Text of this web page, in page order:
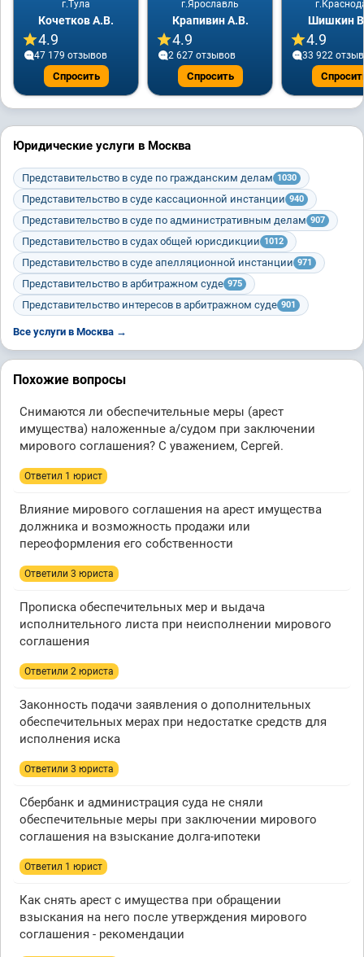
г.Тула
Кочетков А.В.
4.9
47 179 отзывов
Спросить
г.Ярославль
Крапивин А.В.
4.9
2 627 отзывов
Спросить
Шишкин
4.9
33 922
Юридические услуги в Москва
Представительство в суде по гражданским делам 1030
Представительство в суде кассационной инстанции 940
Представительство в суде по административным делам 907
Представительство в судах общей юрисдикции 1012
Представительство в суде апелляционной инстанции 971
Представительство в арбитражном суде 975
Представительство интересов в арбитражном суде 901
Все услуги в Москва →
Похожие вопросы
Снимаются ли обеспечительные меры (арест
имущества) наложенные а/судом при заключении
мирового соглашения? С уважением, Сергей.
Ответил 1 юрист
Влияние мирового соглашения на арест имущества
должника и возможность продажи или
переоформления его собственности
Ответили 3 юристa
Прописка обеспечительных мер и выдача
исполнительного листа при неисполнении мирового
соглашения
Ответили 2 юристa
Законность подачи заявления о дополнительных
обеспечительных мерах при недостатке средств для
исполнения иска
Ответили 3 юристa
Сбербанк и администрация суда не сняли
обеспечительные меры при заключении мирового
соглашения на взыскание долга-ипотеки
Ответил 1 юрист
Как снять арест с имущества при обращении
взыскания на него после утверждения мирового
соглашения - рекомендации